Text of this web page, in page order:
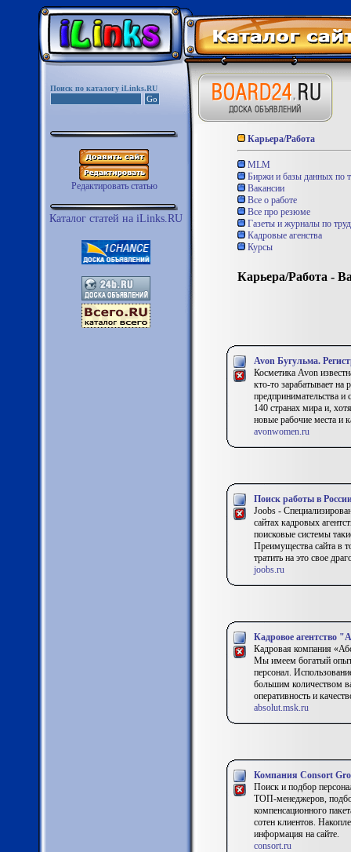
Поиск по каталогу iLinks.RU
Редактировать статью
Каталог статей на iLinks.RU
Карьера/Работа
MLM
Биржи и базы данных по
Вакансии
Все о работе
Все про резюме
Газеты и журналы по
Кадровые агенства
Курсы
Карьера/Работа -
Avon Бугульма.
Косметика Avon
кто-то зарабатывает
предпринимательства и
140 странах мира и,
новые рабочие места и
avonwomen.ru
Поиск работы в
Joobs -
сайтах кадровых
поисковые системы
Преимущества сайта в
тратить на это свое
joobs.ru
Кадровое агентство
Кадровая компания
Мы имеем богатый
персонал.
большим количеством
оперативность и
absolut.msk.ru
Компания Consort
Поиск и подбор
ТОП-менеджеров,
компенсационного
сотен клиентов.
информация на сайте.
consort.ru